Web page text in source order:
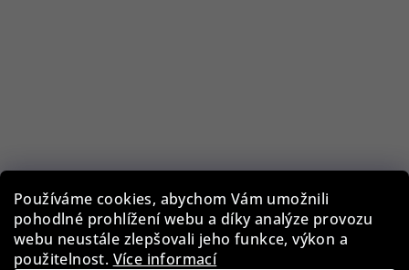
Používáme cookies, abychom Vám umožnili
pohodlné prohlížení webu a díky analýze provozu
webu neustále zlepšovali jeho funkce, výkon a
použitelnost. Více informací
Guess GF0344/28U